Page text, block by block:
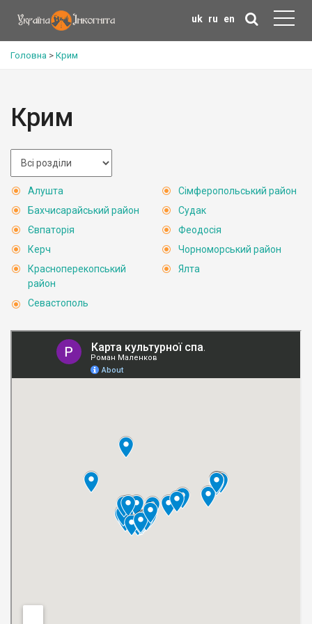
uk ru en
Головна > Крим
Крим
Алушта
Бахчисарайський район
Євпаторія
Керч
Красноперекопський
район
Севастополь
Сімферопольський район
Судак
Феодосія
Чорноморський район
Ялта